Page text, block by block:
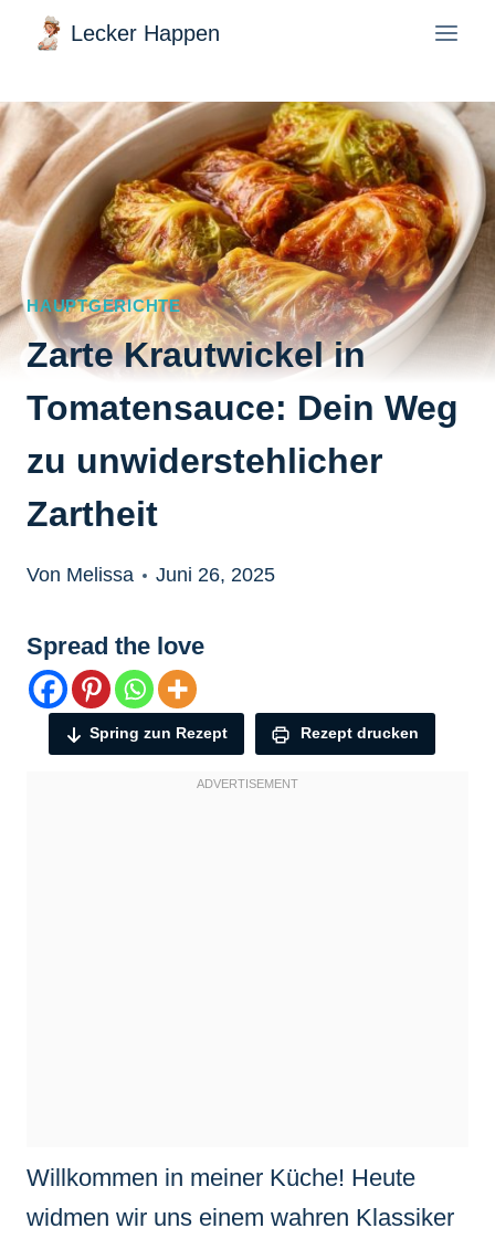
Zum
Inhalt
springen
Lecker Happen
HAUPTGERICHTE
Zarte Krautwickel in
Tomatensauce: Dein Weg
zu unwiderstehlicher
Zartheit
Von Melissa Juni 26, 2025
Spread the love
Spring zun Rezept Rezept drucken
Willkommen in meiner Küche! Heute
widmen wir uns einem wahren Klassiker